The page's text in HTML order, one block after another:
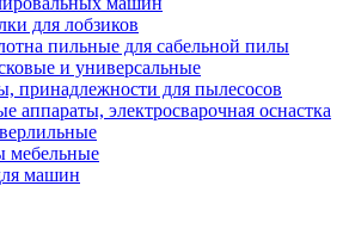
для лобзиков
пильные для сабельной пилы
и универсальные
принадлежности для пылесосов
аппараты, электросварочная оснастка
мебельные
машин